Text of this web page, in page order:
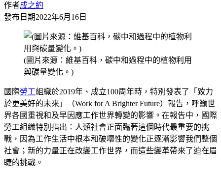
作者成之約
發布日期2022年6月16日
(圖片來源：維基百科，碳中和過程中的植物利用
與碳量變化。)
國際勞工組織於2019年、成立100周年時，特別發表了「致力
於更美好的未來」（Work for A Brighter Future）報告，呼籲世
界各國重視和及早因應工作世界轉變的影響。在報告中，國際
勞工組織特別指出：人類社會正面臨著這個時代最重要的挑
戰，因為工作生活中根本和破壞性的變化正逐漸影響我們整個
社會；新的力量正在改變工作世界，而這些變革帶來了迫在眉
睫的挑戰。